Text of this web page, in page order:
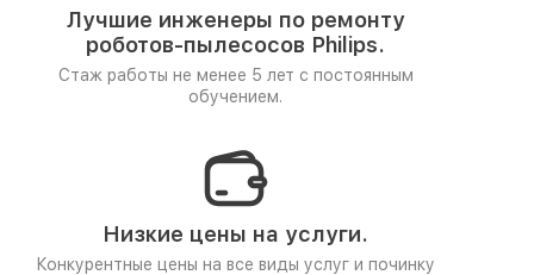
Лучшие инженеры по ремонту
роботов-пылесосов Philips.
Стаж работы не менее 5 лет с постоянным
обучением.
Низкие цены на услуги.
Конкурентные цены на все виды услуг и починку